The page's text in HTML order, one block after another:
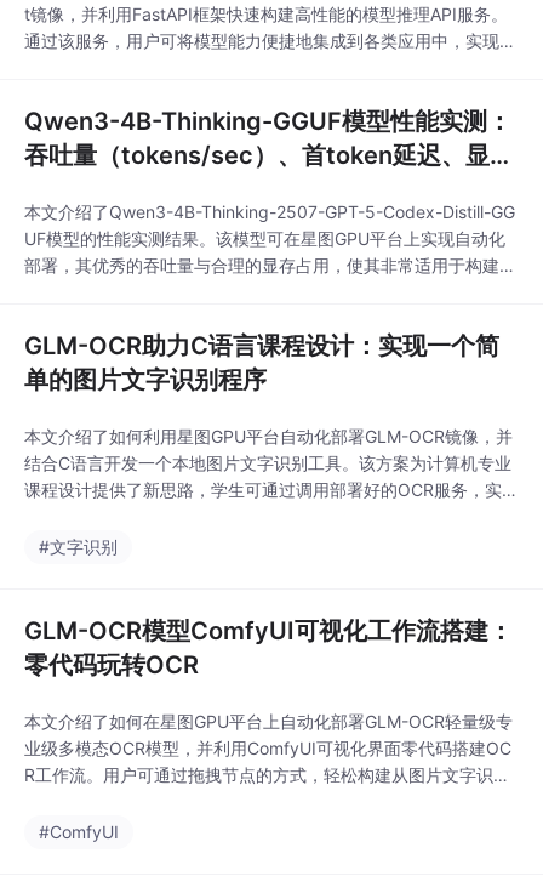
t镜像，并利用FastAPI框架快速构建高性能的模型推理API服务。
通过该服务，用户可将模型能力便捷地集成到各类应用中，实现文
Qwen3-4B-Thinking-GGUF模型性能实测：
吞吐量（tokens/sec）、首token延迟、显存
本文介绍了Qwen3-4B-Thinking-2507-GPT-5-Codex-Distill-GG
UF模型的性能实测结果。该模型可在星图GPU平台上实现自动化
部署，其优秀的吞吐量与合理的显存占用，使其非常适用于构建企
GLM-OCR助力C语言课程设计：实现一个简
单的图片文字识别程序
本文介绍了如何利用星图GPU平台自动化部署GLM-OCR镜像，并
结合C语言开发一个本地图片文字识别工具。该方案为计算机专业
课程设计提供了新思路，学生可通过调用部署好的OCR服务，实现
结合。
#文字识别
GLM-OCR模型ComfyUI可视化工作流搭建：
零代码玩转OCR
本文介绍了如何在星图GPU平台上自动化部署GLM-OCR轻量级专
业级多模态OCR模型，并利用ComfyUI可视化界面零代码搭建OC
R工作流。用户可通过拖拽节点的方式，轻松构建从图片文字识别
等场景中的文字信息提取任务。
#ComfyUI